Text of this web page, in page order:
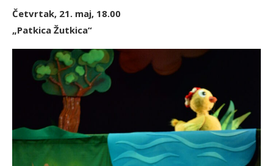
Četvrtak, 21. maj, 18.00
„Patkica Žutkica“